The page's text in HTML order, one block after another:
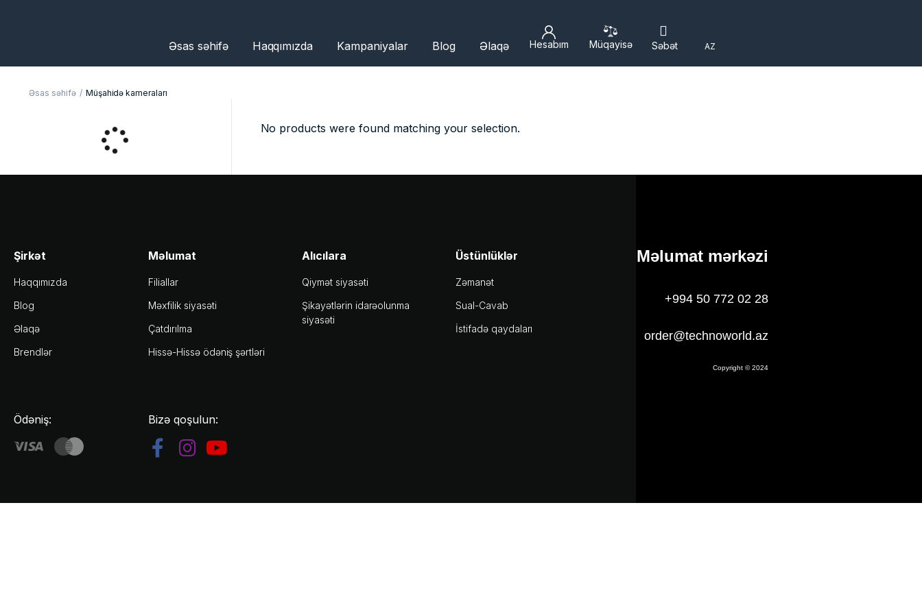
Əsas səhifə Haqqımızda Kampaniyalar Blog Əlaqə Hesabım Müqayisə Səbət AZ
Əsas səhifə Müşahidə kameraları
No products were found matching your selection.
Şirkət
Haqqımızda
Blog
Əlaqə
Brendlər
Ödəniş:
Məlumat
Filiallar
Məxfilik siyasəti
Çatdırılma
Hissə-Hissə ödəniş şərtləri
Bizə qoşulun:
Alıcılara
Qiymət siyasəti
Şikayətlərin idarəolunma
siyasəti
Üstünlüklər
Zəmanət
Sual-Cavab
İstifadə qaydaları
Məlumat mərkəzi
+994 50 772 02 28
order@technoworld.az
Copyright © 2024